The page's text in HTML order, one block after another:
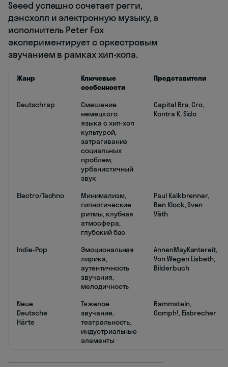
Seeed успешно сочетает регги,
дэнсхолл и электронную музыку, а
исполнитель Peter Fox
экспериментирует с оркестровым
звучанием в рамках хип-хопа.
Жанр
Ключевые
особенности
Представители
Deutschrap
Смешение
немецкого
языка с хип-хоп
культурой,
затрагивание
социальных
проблем,
урбанистичный
звук
Capital Bra, Cro,
Kontra K, Sido
Electro/Techno
Минимализм,
гипнотические
ритмы, клубная
атмосфера,
глубокий бас
Paul Kalkbrenner,
Ben Klock, Sven
Väth
Indie-Pop
Эмоциональная
лирика,
аутентичность
звучания,
мелодичность
AnnenMayKantereit,
Von Wegen Lisbeth,
Bilderbuch
Neue
Deutsche
Härte
Тяжелое
звучание,
театральность,
индустриальные
элементы
Rammstein,
Oomph!, Eisbrecher